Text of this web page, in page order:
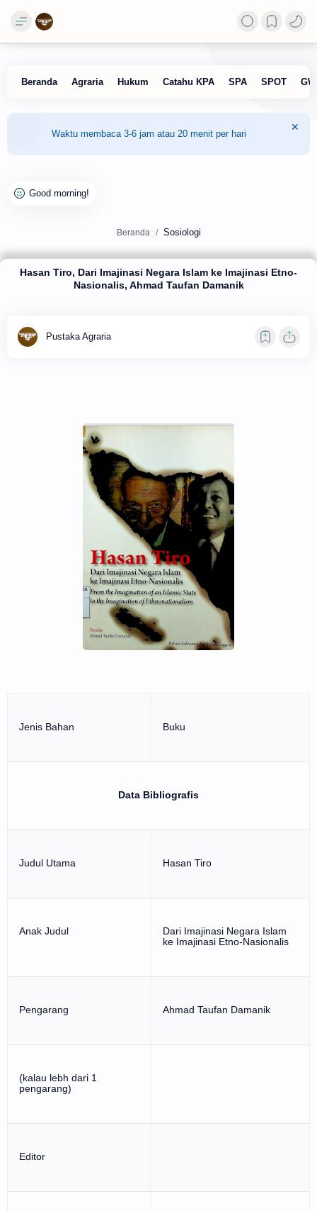
Waktu membaca 3-6 jam atau 20 menit per hari
Beranda Sosiologi
Hasan Tiro, Dari Imajinasi Negara Islam ke Imajinasi Etno-
Nasionalis, Ahmad Taufan Damanik
Jenis Bahan Buku
Data Bibliografis
Judul Utama Hasan Tiro
Anak Judul
Dari Imajinasi Negara Islam
ke Imajinasi Etno-Nasionalis
Pengarang Ahmad Taufan Damanik
(kalau lebh dari 1
pengarang)
Editor